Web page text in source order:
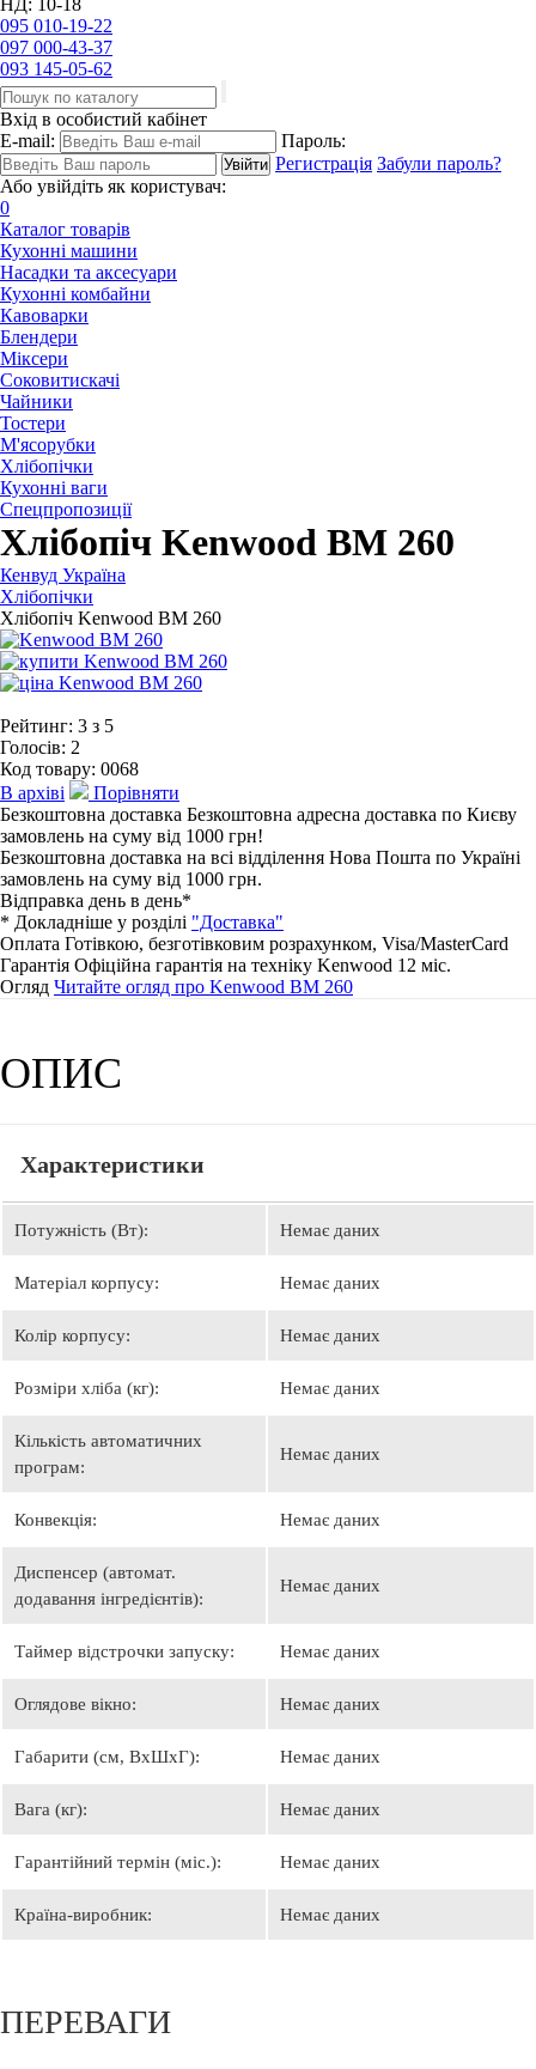
НД: 10-18
095 010-19-22
097 000-43-37
093 145-05-62
Вхід в особистий кабінет
E-mail:
Пароль:
Регистрація Забули пароль?
Або увійдіть як користувач:
0
Каталог товарів
Кухонні машини
Насадки та аксесуари
Кухонні комбайни
Кавоварки
Блендери
Міксери
Соковитискачі
Чайники
Тостери
М'ясорубки
Хлібопічки
Кухонні ваги
Спецпропозиції
Хлібопіч Kenwood BM 260
Кенвуд Україна
Хлібопічки
Хлібопіч Kenwood BM 260
Рейтинг: 3 з 5
Голосів: 2
Код товару: 0068
В архіві
Порівняти
Безкоштовна доставка Безкоштовна адресна доставка по Києву
замовлень на суму від 1000 грн!
Безкоштовна доставка на всі відділення Нова Пошта по Україні
замовлень на суму від 1000 грн.
Відправка день в день*
* Докладніше у розділі "Доставка"
Оплата Готівкою, безготівковим розрахунком, Visa/MasterCard
Гарантія Офіційна гарантія на техніку Kenwood 12 мiс.
Огляд Читайте огляд про Kenwood BM 260
ОПИС
Характеристики
Потужність (Вт): Немає даних
Матеріал корпусу: Немає даних
Колір корпусу: Немає даних
Розміри хліба (кг): Немає даних
Кількість автоматичних
програм:
Немає даних
Конвекція: Немає даних
Диспенсер (автомат.
додавання інгредієнтів):
Немає даних
Таймер відстрочки запуску: Немає даних
Оглядове вікно: Немає даних
Габарити (см, ВхШхГ): Немає даних
Вага (кг): Немає даних
Гарантійний термін (міс.): Немає даних
Країна-виробник: Немає даних
ПЕРЕВАГИ